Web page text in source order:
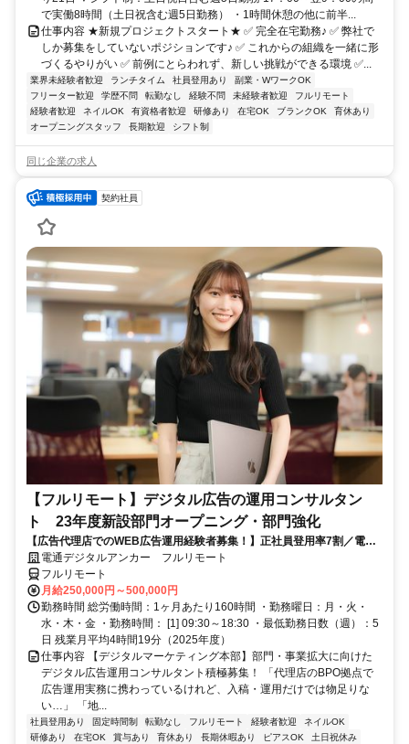
で実働8時間（土日祝含む週5日勤務） ・1時間休憩の他に前半...
仕事内容 ★新規プロジェクトスタート★ ✅ 完全在宅勤務♪ ✅ 弊社で
しか募集をしていないポジションです♪ ✅ これからの組織を一緒に形
づくるやりがい ✅ 前例にとらわれず、新しい挑戦ができる環境 ✅...
業界未経験者歓迎 ランチタイム 社員登用あり
副業・WワークOK
フリーター歓迎
学歴不問 転勤なし 経験不問 未経験者歓迎
フルリモート
経験者歓迎
ネイルOK 有資格者歓迎 研修あり 在宅OK ブランクOK
育休あり
オープニングスタッフ
長期歓迎 シフト制
同じ企業の求人
契約社員
【フルリモート】デジタル広告の運用コンサルタン
ト 23年度新設部門オープニング・部門強化
【広告代理店でのWEB広告運用経験者募集！】正社員登用率7割／電通
G／全国×完全在宅／年休126日・土日祝休み／残業月平均4時間19分
電通デジタルアンカー フルリモート
フルリモート
月給250,000円～500,000円
勤務時間 総労働時間：1ヶ月あたり160時間 ・勤務曜日：月・火・
水・木・金 ・勤務時間： [1] 09:30～18:30 ・最低勤務日数（週）：5
日 残業月平均4時間19分（2025年度）
仕事内容 【デジタルマーケティング本部】部門・事業拡大に向けた
デジタル広告運用コンサルタント積極募集！ 「代理店のBPO拠点で
広告運用実務に携わっているけれど、入稿・運用だけでは物足りな
い…」 「地...
社員登用あり 固定時間制 転勤なし フルリモート 経験者歓迎
ネイルOK
研修あり
在宅OK 賞与あり 育休あり 長期休暇あり ピアスOK
土日祝休み